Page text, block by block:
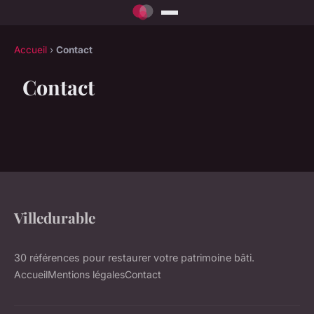
Accueil › Contact
Contact
Villedurable
30 références pour restaurer votre patrimoine bâti.
AccueilMentions légalesContact